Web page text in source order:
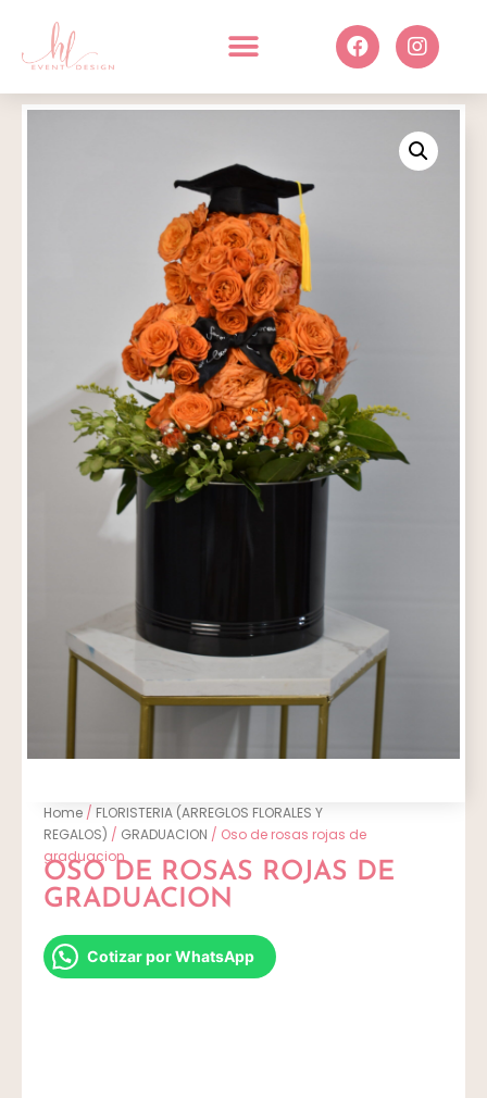
Home / FLORISTERIA (ARREGLOS FLORALES Y
REGALOS) / GRADUACION / Oso de rosas rojas de
graduacion
OSO DE ROSAS ROJAS DE
GRADUACION
Cotizar por WhatsApp